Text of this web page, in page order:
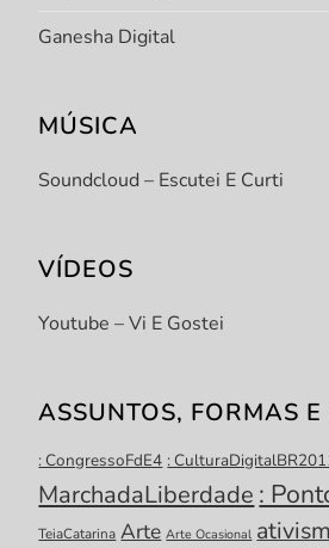
Ganesha Digital
MÚSICA
Soundcloud – Escutei E Curti
VÍDEOS
Youtube – Vi E Gostei
ASSUNTOS, FORMAS E
: CongressoFdE4 :
MarchadaLiberdade :
TeiaCatarina Arte Arte Ocasional